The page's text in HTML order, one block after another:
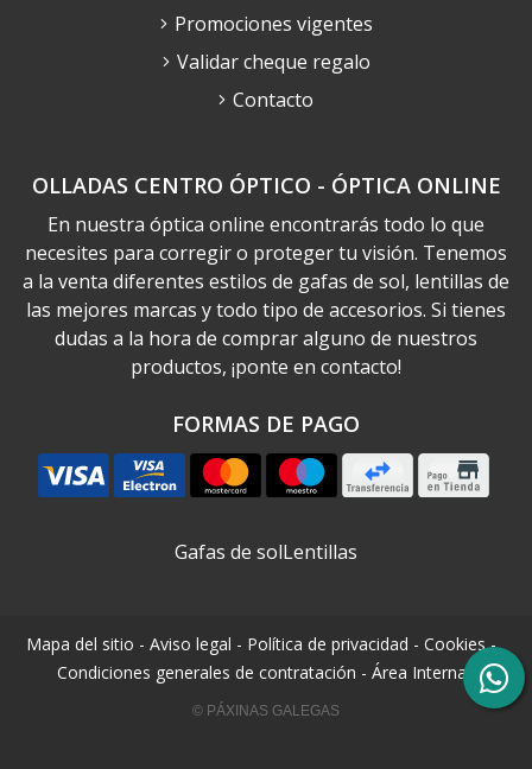
OLLADAS CENTRO ÓPTICO - ÓPTICA ONLINE
En nuestra óptica online encontrarás todo lo que
necesites para corregir o proteger tu visión. Tenemos
a la venta diferentes estilos de gafas de sol, lentillas de
las mejores marcas y todo tipo de accesorios. Si tienes
dudas a la hora de comprar alguno de nuestros
productos, ¡ponte en contacto!
FORMAS DE PAGO
Promociones vigentes
Validar cheque regalo
Contacto
Gafas de solLentillas
Mapa del sitio - Aviso legal - Política de privacidad - Cookies-
Condiciones generales de contratación - Área Interna
© PÁXINAS GALEGAS